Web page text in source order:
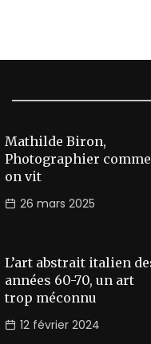
Mathilde Biron,
Photographier comme
on vit
26 mars 2025
L’art abstrait italien
années 60-70, un art
trop méconnu
12 février 2024